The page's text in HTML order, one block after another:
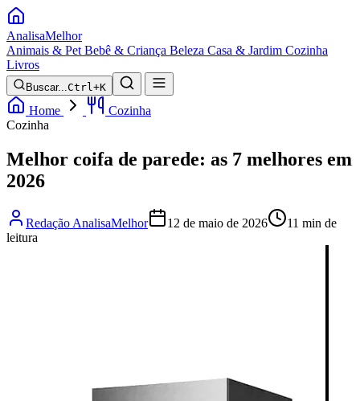
AnalisaMelhor
Animais & Pet Bebê & Criança Beleza Casa & Jardim Cozinha
Livros
Buscar...Ctrl+K
Home
Cozinha
Cozinha
Melhor coifa de parede: as 7 melhores em
2026
Redação AnalisaMelhor 12 de maio de 2026
11 min de
leitura